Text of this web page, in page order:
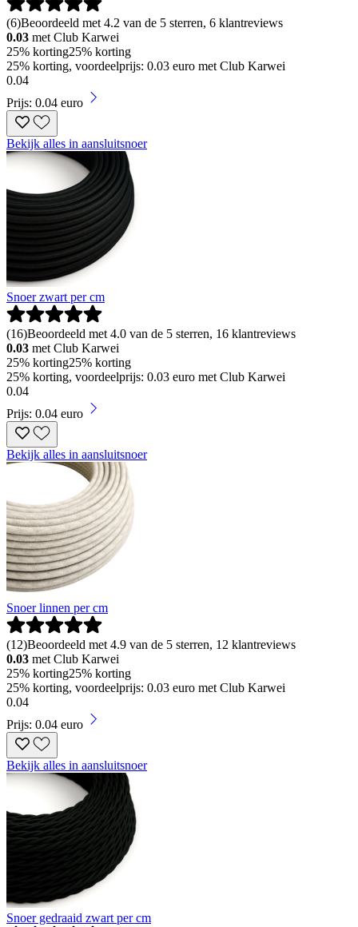
(6)Beoordeeld met 4.2 van de 5 sterren, 6 klantreviews
0.03 met Club Karwei
25% korting25% korting
25% korting, voordeelprijs: 0.03 euro met Club Karwei
0.04
Prijs: 0.04 euro
Bekijk alles in aansluitsnoer
Snoer zwart per cm
(16)Beoordeeld met 4.0 van de 5 sterren, 16 klantreviews
0.03 met Club Karwei
25% korting25% korting
25% korting, voordeelprijs: 0.03 euro met Club Karwei
0.04
Prijs: 0.04 euro
Bekijk alles in aansluitsnoer
Snoer linnen per cm
(12)Beoordeeld met 4.9 van de 5 sterren, 12 klantreviews
0.03 met Club Karwei
25% korting25% korting
25% korting, voordeelprijs: 0.03 euro met Club Karwei
0.04
Prijs: 0.04 euro
Bekijk alles in aansluitsnoer
Snoer gedraaid zwart per cm